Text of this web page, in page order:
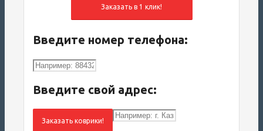
Введите номер телефона:
Введите свой адрес:
Заказать коврики!